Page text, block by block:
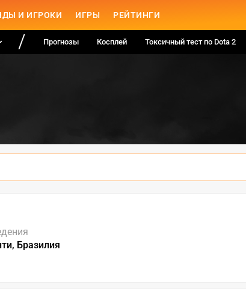
И ИГРОКИ ИГРЫ РЕЙТИНГИ
Прогнозы Косплей Токсичный тест по Dota 2
Бразилия